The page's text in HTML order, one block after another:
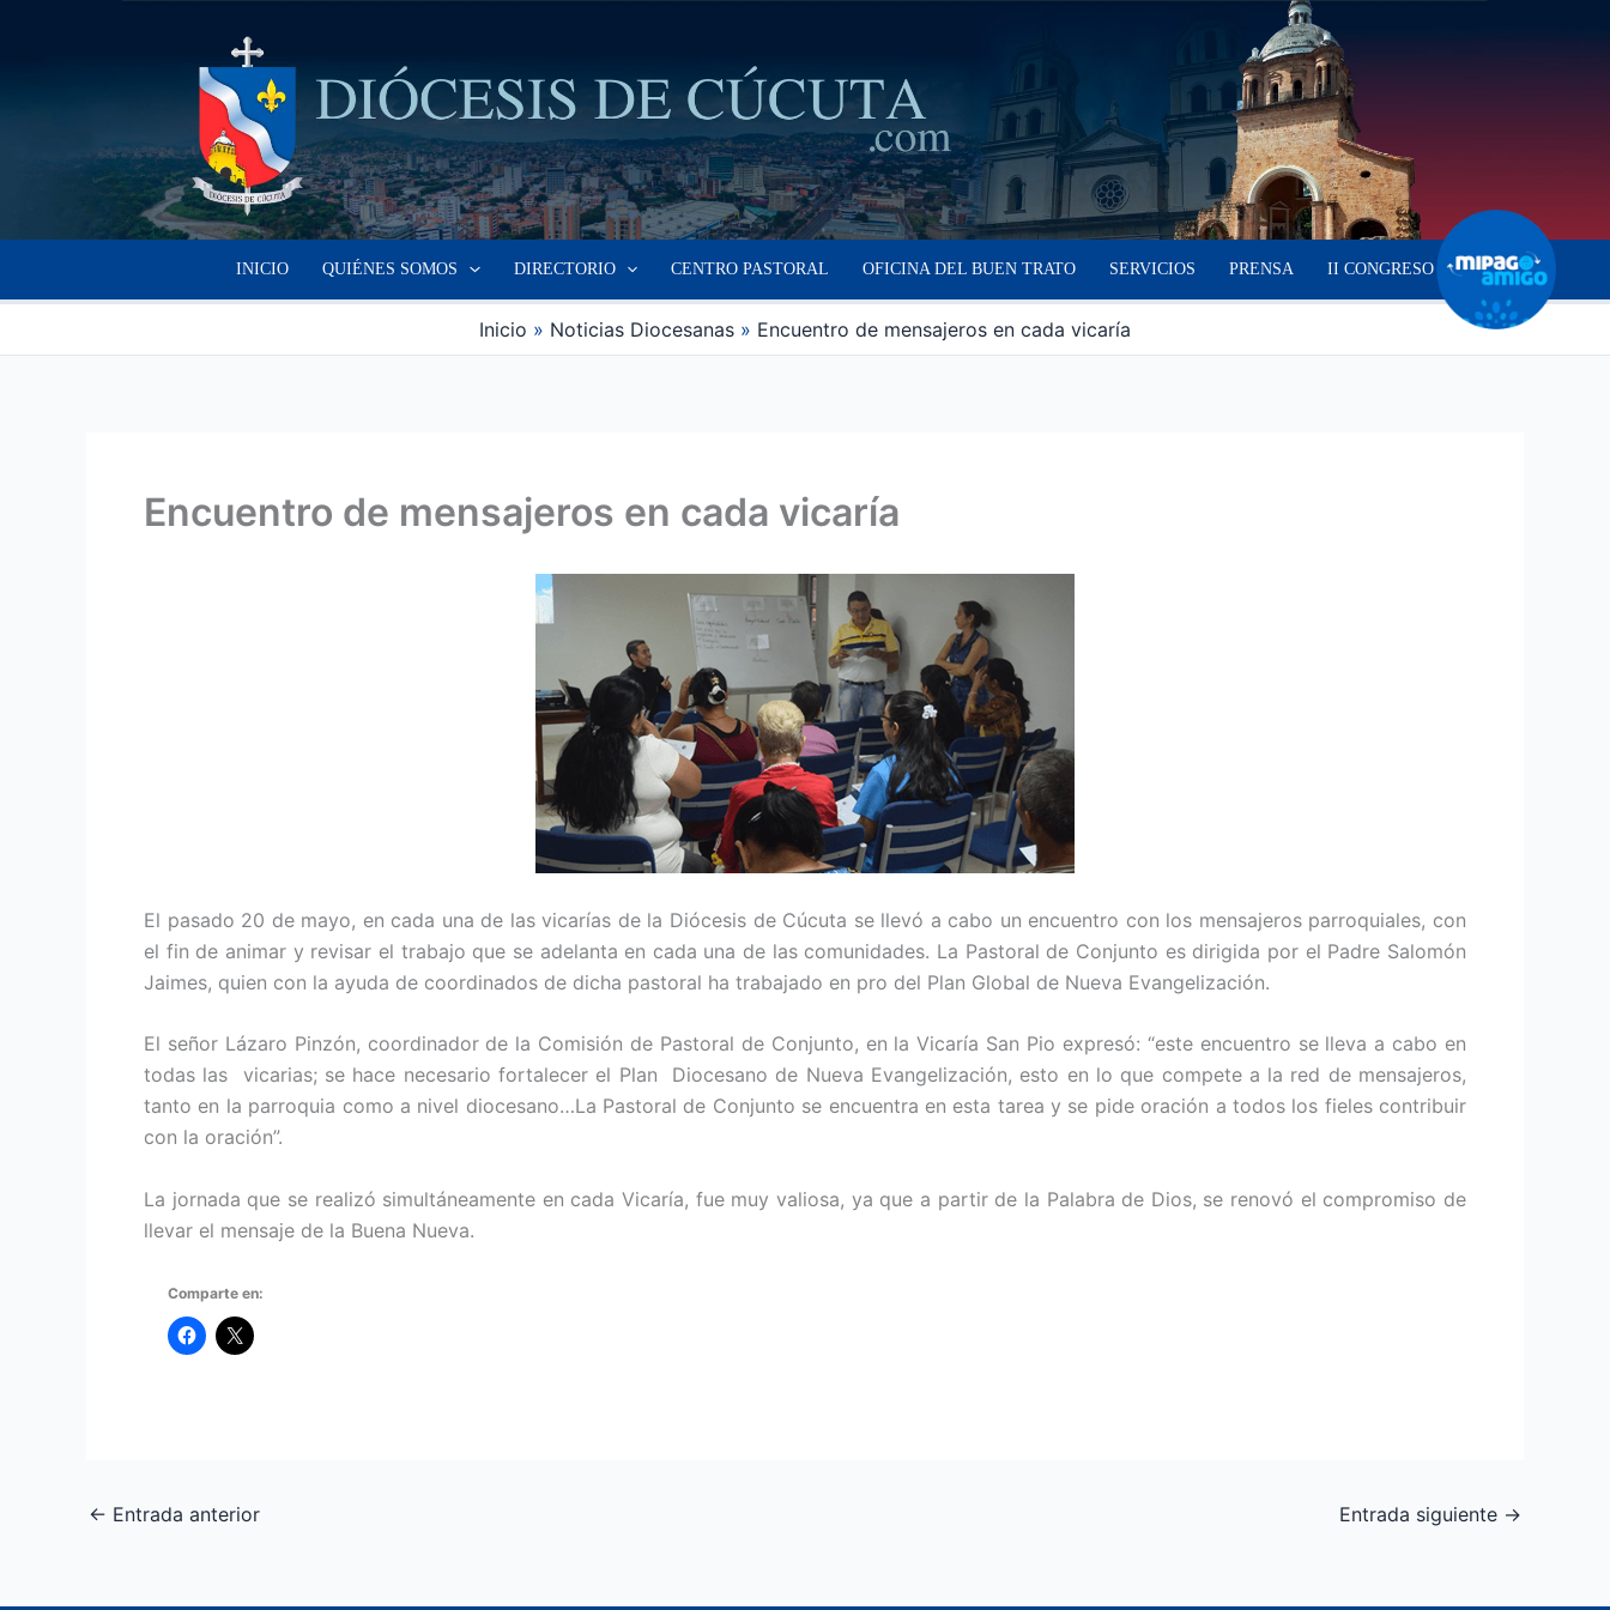
INICIO QUIÉNES SOMOS DIRECTORIO CENTRO PASTORAL OFICINA DEL BUEN TRATO SERVICIOS PRENSA II CONGRESO
Inicio Noticias Diocesanas Encuentro de mensajeros en cada vicaría
Encuentro de mensajeros en cada vicaría
El pasado 20 de mayo, en cada una de las vicarías de la Diócesis de Cúcuta se llevó a cabo un encuentro con los mensajeros parroquiales, con
el fin de animar y revisar el trabajo que se adelanta en cada una de las comunidades. La Pastoral de Conjunto es dirigida por el Padre Salomón
Jaimes, quien con la ayuda de coordinados de dicha pastoral ha trabajado en pro del Plan Global de Nueva Evangelización.
El señor Lázaro Pinzón, coordinador de la Comisión de Pastoral de Conjunto, en la Vicaría San Pio expresó: “este encuentro se lleva a cabo en
todas las vicarias; se hace necesario fortalecer el Plan Diocesano de Nueva Evangelización, esto en lo que compete a la red de mensajeros,
tanto en la parroquia como a nivel diocesano…La Pastoral de Conjunto se encuentra en esta tarea y se pide oración a todos los fieles contribuir
con la oración”.
La jornada que se realizó simultáneamente en cada Vicaría, fue muy valiosa, ya que a partir de la Palabra de Dios, se renovó el compromiso de
llevar el mensaje de la Buena Nueva.
Comparte en:
← Entrada anterior Entrada siguiente →